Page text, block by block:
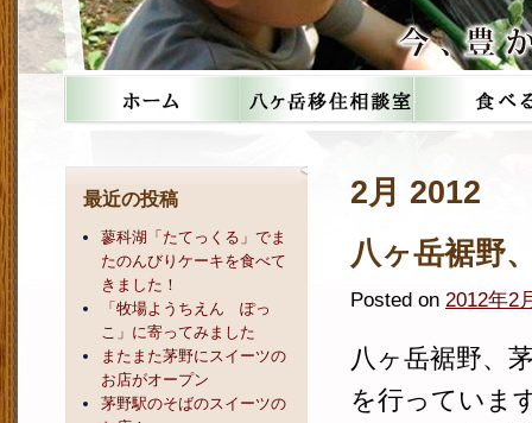
2月 2012
八ヶ岳裾野
Posted on 2012年2
八ヶ岳裾野、
を行っていま
最近の投稿
蓼科湖「たてっくる」でま
たのんびりケーキを食べて
きました！
「牧場ようちえん ぽっ
こ」に寄ってみました
またまた茅野にスイーツの
お店がオープン
茅野駅のそばのスイーツの